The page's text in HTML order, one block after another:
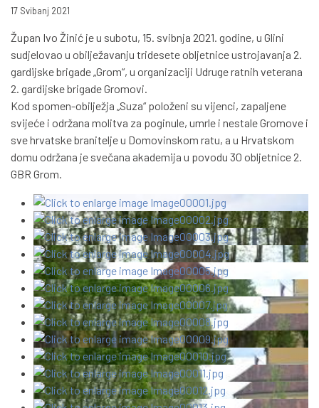
17 Svibanj 2021
Župan Ivo Žinić je u subotu, 15. svibnja 2021. godine, u Glini
sudjelovao u obilježavanju tridesete obljetnice ustrojavanja 2.
gardijske brigade „Grom“, u organizaciji Udruge ratnih veterana
2. gardijske brigade Gromovi.
Kod spomen-obilježja „Suza“ položeni su vijenci, zapaljene
svijeće i održana molitva za poginule, umrle i nestale Gromove i
sve hrvatske branitelje u Domovinskom ratu, a u Hrvatskom
domu održana je svečana akademija u povodu 30 obljetnice 2.
GBR Grom.